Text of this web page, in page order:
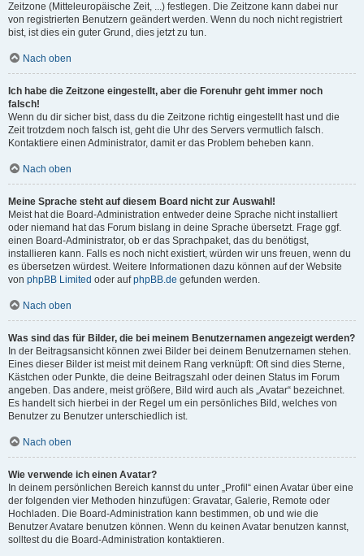
Zeitzone (Mitteleuropäische Zeit, ...) festlegen. Die Zeitzone kann dabei nur
von registrierten Benutzern geändert werden. Wenn du noch nicht registriert
bist, ist dies ein guter Grund, dies jetzt zu tun.
Nach oben
Ich habe die Zeitzone eingestellt, aber die Forenuhr geht immer noch
falsch!
Wenn du dir sicher bist, dass du die Zeitzone richtig eingestellt hast und die
Zeit trotzdem noch falsch ist, geht die Uhr des Servers vermutlich falsch.
Kontaktiere einen Administrator, damit er das Problem beheben kann.
Nach oben
Meine Sprache steht auf diesem Board nicht zur Auswahl!
Meist hat die Board-Administration entweder deine Sprache nicht installiert
oder niemand hat das Forum bislang in deine Sprache übersetzt. Frage ggf.
einen Board-Administrator, ob er das Sprachpaket, das du benötigst,
installieren kann. Falls es noch nicht existiert, würden wir uns freuen, wenn du
es übersetzen würdest. Weitere Informationen dazu können auf der Website
von phpBB Limited oder aufphpBB.de gefunden werden.
Nach oben
Was sind das für Bilder, die bei meinem Benutzernamen angezeigt werden?
In der Beitragsansicht können zwei Bilder bei deinem Benutzernamen stehen.
Eines dieser Bilder ist meist mit deinem Rang verknüpft: Oft sind dies Sterne,
Kästchen oder Punkte, die deine Beitragszahl oder deinen Status im Forum
angeben. Das andere, meist größere, Bild wird auch als „Avatar“ bezeichnet.
Es handelt sich hierbei in der Regel um ein persönliches Bild, welches von
Benutzer zu Benutzer unterschiedlich ist.
Nach oben
Wie verwende ich einen Avatar?
In deinem persönlichen Bereich kannst du unter „Profil“ einen Avatar über eine
der folgenden vier Methoden hinzufügen: Gravatar, Galerie, Remote oder
Hochladen. Die Board-Administration kann bestimmen, ob und wie die
Benutzer Avatare benutzen können. Wenn du keinen Avatar benutzen kannst,
solltest du die Board-Administration kontaktieren.